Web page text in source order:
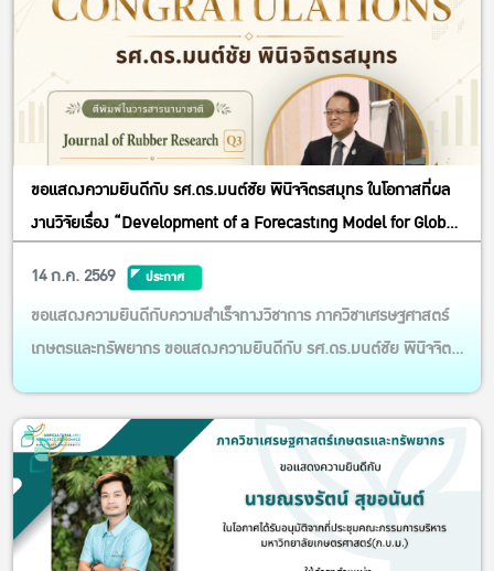
ขอแสดงความยินดีกับ รศ.ดร.มนต์ชัย พินิจจิตรสมุทร ในโอกาสที่ผล
งานวิจัยเรื่อง “Development of a Forecasting Model for Global
Combined with Two-Stage Least Squares (2SLS)”
14 ก.ค. 2569 ประกาศ
ขอแสดงความยินดีกับความสำเร็จทางวิชาการ ภาควิชาเศรษฐศาสตร์
เกษตรและทรัพยากร ขอแสดงความยินดีกับ รศ.ดร.มนต์ชัย พินิจจิตร
Model for Global Rubber Demand and Supply Using LSTM
Neural Networks Combined with Two-Stage Least Squares
(2SLS)” ได้...